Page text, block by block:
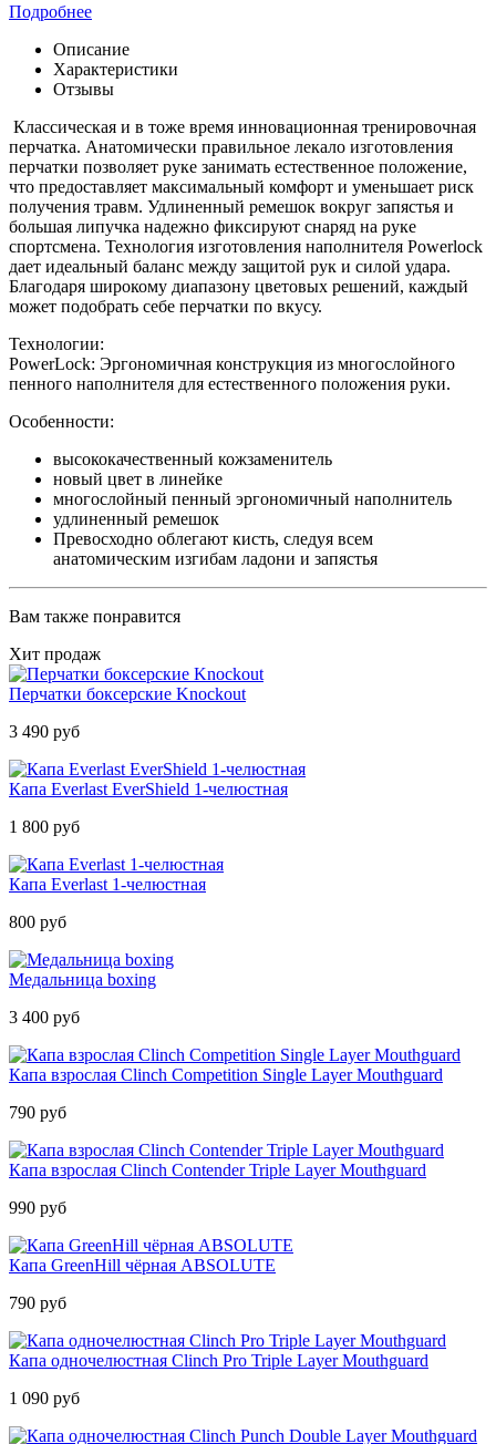
Подробнее
Описание
Характеристики
Отзывы
Классическая и в тоже время инновационная тренировочная
перчатка. Анатомически правильное лекало изготовления
перчатки позволяет руке занимать естественное положение,
что предоставляет максимальный комфорт и уменьшает риск
получения травм. Удлиненный ремешок вокруг запястья и
большая липучка надежно фиксируют снаряд на руке
спортсмена. Технология изготовления наполнителя Powerlock
дает идеальный баланс между защитой рук и силой удара.
Благодаря широкому диапазону цветовых решений, каждый
может подобрать себе перчатки по вкусу.
Технологии:
PowerLock: Эргономичная конструкция из многослойного
пенного наполнителя для естественного положения руки.
Особенности:
высококачественный кожзаменитель
новый цвет в линейке
многослойный пенный эргономичный наполнитель
удлиненный ремешок
Превосходно облегают кисть, следуя всем
анатомическим изгибам ладони и запястья
Вам также понравится
Хит продаж
Перчатки боксерские Knockout
3 490 руб
Капа Everlast EverShield 1-челюстная
1 800 руб
Капа Everlast 1-челюстная
800 руб
Медальница boxing
3 400 руб
Капа взрослая Clinch Competition Single Layer Mouthguard
790 руб
Капа взрослая Clinch Contender Triple Layer Mouthguard
990 руб
Капа GreenHill чёрная ABSOLUTE
790 руб
Капа одночелюстная Clinch Pro Triple Layer Mouthguard
1 090 руб